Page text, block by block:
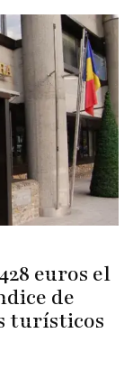
euros el
de
turísticos